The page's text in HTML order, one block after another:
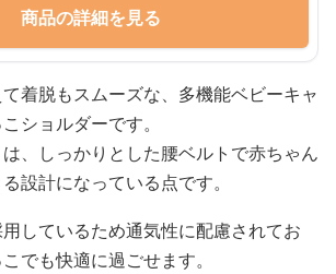
商品の詳細を見る
着脱もスムーズな、多機能ベビーキャ
ショルダーです。
、しっかりとした腰ベルトで赤ちゃん
設計になっている点です。
しているため通気性に配慮されてお
でも快適に過ごせます。